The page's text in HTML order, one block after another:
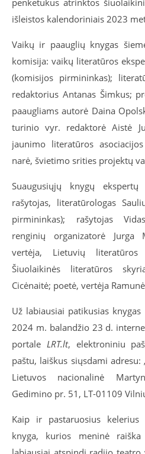
išleistos kalendoriniais 2023
Vaikų ir paauglių knygas
komisija: vaikų literatūros
(komisijos pirmininkas);
redaktorius Antanas Šimkus;
paaugliams autorė Daina
turinio vyr. redaktorė Aistė
jaunimo literatūros
narė, švietimo srities projektų
Suaugusiųjų knygų
rašytojas, literatūrologas
pirmininkas); rašytojas
renginių organizatorė Jurga
vertėja, Lietuvių
Šiuolaikinės literatūros
Cicėnaitė; poetė, vertėja
Už labiausiai patikusias
2024 m. balandžio 23 d.
portale LRT.lt, elektroniniu
paštu, laiškus siųsdami
Lietuvos nacionalinė
Gedimino pr. 51, LT-01109
Kaip ir pastaruosius
knyga, kurios meninė